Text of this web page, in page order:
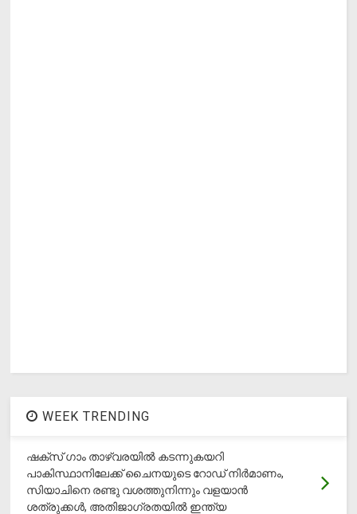
WEEK TRENDING
ഷക്സ് ​ഗാം താഴ്‌വരയിൽ കടന്നുകയറി
പാകിസ്ഥാനിലേക്ക് ചൈനയുടെ റോഡ് നിർമാണം,
സിയാചിനെ രണ്ടു വശത്തുനിന്നും വളയാൻ
ശത്രുക്കൾ, അതിജാ​ഗ്രതയിൽ ഇന്ത്യ